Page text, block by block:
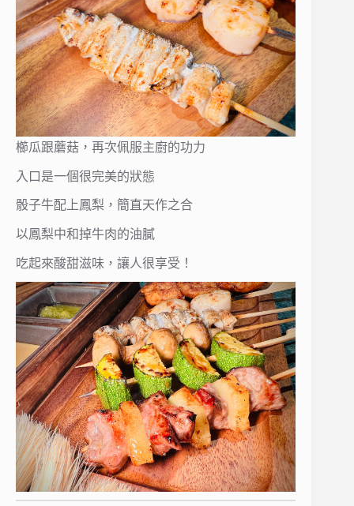
櫛瓜跟蘑菇，再次佩服主廚的功力
入口是一個很完美的狀態
骰子牛配上鳳梨，簡直天作之合
以鳳梨中和掉牛肉的油膩
吃起來酸甜滋味，讓人很享受！